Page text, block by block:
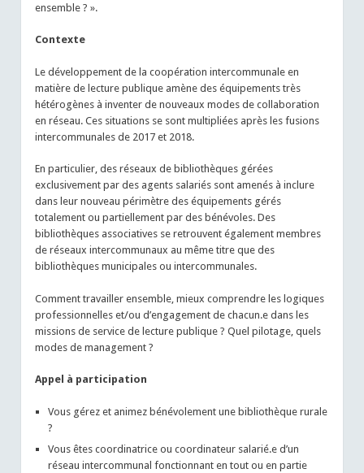
ensemble ? ».
Contexte
Le développement de la coopération intercommunale en
matière de lecture publique amène des équipements très
hétérogènes à inventer de nouveaux modes de collaboration
en réseau. Ces situations se sont multipliées après les fusions
intercommunales de 2017 et 2018.
En particulier, des réseaux de bibliothèques gérées
exclusivement par des agents salariés sont amenés à inclure
dans leur nouveau périmètre des équipements gérés
totalement ou partiellement par des bénévoles. Des
bibliothèques associatives se retrouvent également membres
de réseaux intercommunaux au même titre que des
bibliothèques municipales ou intercommunales.
Comment travailler ensemble, mieux comprendre les logiques
professionnelles et/ou d’engagement de chacun.e dans les
missions de service de lecture publique ? Quel pilotage, quels
modes de management ?
Appel à participation
Vous gérez et animez bénévolement une bibliothèque rurale
?
Vous êtes coordinatrice ou coordinateur salarié.e d’un
réseau intercommunal fonctionnant en tout ou en partie